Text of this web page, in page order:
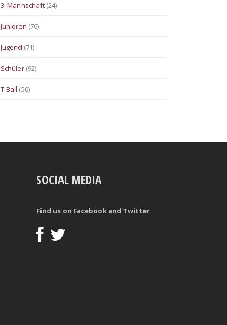
3. Mannschaft (24)
Junioren (76)
Jugend (71)
Schüler (92)
T-Ball (50)
SOCIAL MEDIA
Find us on Facebook and Twitter